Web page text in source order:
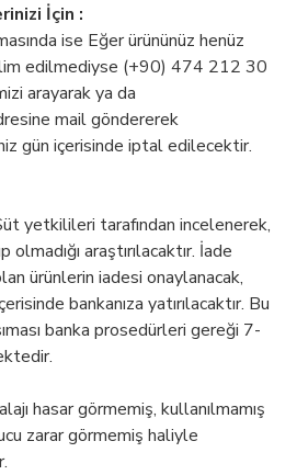
İçin :
ise Eğer ürününüz henüz
edilmediyse (+90) 474 212 30
arayarak ya da
mail göndererek
gün içerisinde iptal edilecektir.
incelenerek,
araştırılacaktır. İade
ürünlerin iadesi onaylanacak,
bankanıza yatırılacaktır. Bu
banka prosedürleri gereği 7-
hasar görmemiş, kullanılmamış
zarar görmemiş haliyle